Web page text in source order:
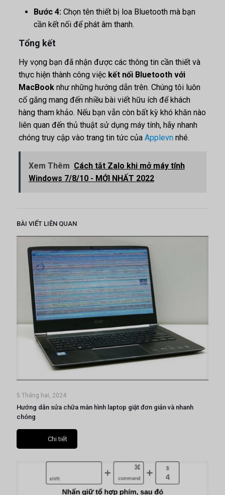
Bước 4: Chọn tên thiết bị loa Bluetooth mà bạn
cần kết nối để phát âm thanh.
Tổng kết
Hy vọng bạn đã nhận được các thông tin cần thiết và
thực hiện thành công việc kết nối Bluetooth với
MacBooknhư những hướng dẫn trên. Chúng tôi luôn
cố gắng mang đến nhiều bài viết hữu ích để khách
hàng tham khảo. Nếu bạn vẫn còn bất kỳ khó khăn nào
liên quan đến thủ thuật sử dụng máy tính, hãy nhanh
chóng truy cập vào trang tin tức của Applevnnhé.
Xem Thêm Cách tắt Zalo khi mở máy tính
Windows 7/8/10 - MỚI NHẤT 2022
BÀI VIẾT LIÊN QUAN
5 Tháng hai, 2024
Hướng dẫn sửa chữa màn hình laptop giật đơn giản và nhanh
chóng
Chi tiết